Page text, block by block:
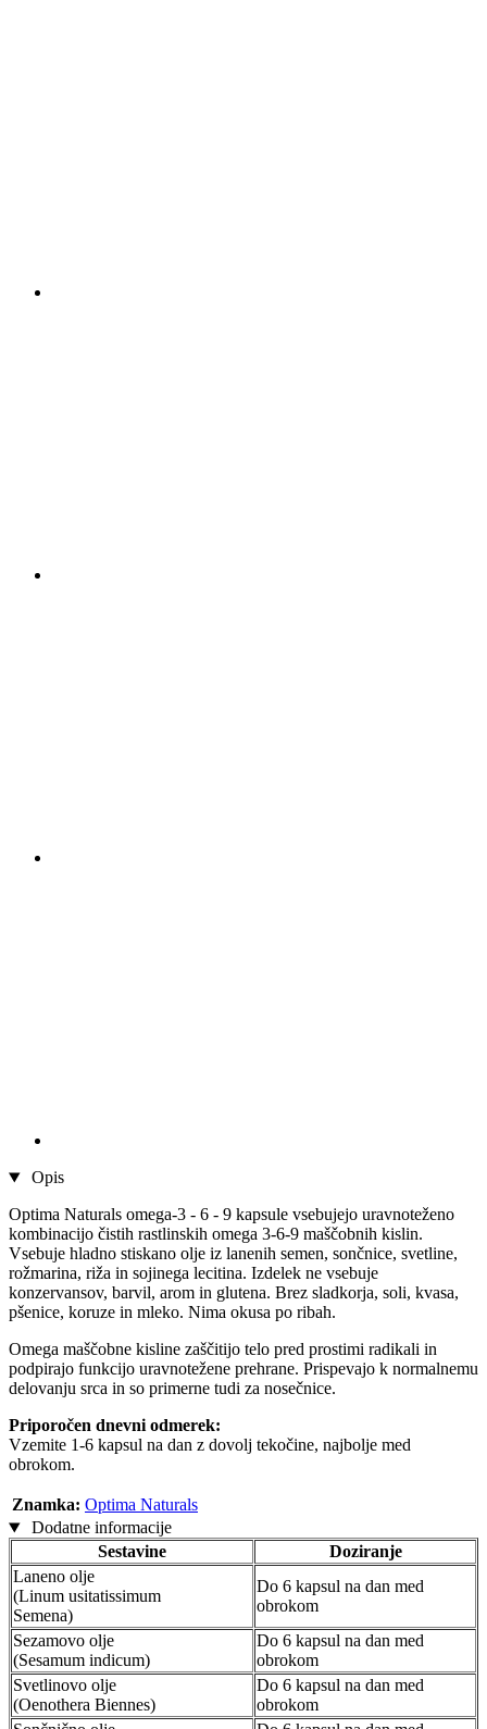
Opis
Optima Naturals omega-3 - 6 - 9 kapsule vsebujejo uravnoteženo
kombinacijo čistih rastlinskih omega 3-6-9 maščobnih kislin.
Vsebuje hladno stiskano olje iz lanenih semen, sončnice, svetline,
rožmarina, riža in sojinega lecitina. Izdelek ne vsebuje
konzervansov, barvil, arom in glutena. Brez sladkorja, soli, kvasa,
pšenice, koruze in mleko. Nima okusa po ribah.
Omega maščobne kisline zaščitijo telo pred prostimi radikali in
podpirajo funkcijo uravnotežene prehrane. Prispevajo k normalnemu
delovanju srca in so primerne tudi za nosečnice.
Priporočen dnevni odmerek:
Vzemite 1-6 kapsul na dan z dovolj tekočine, najbolje med
obrokom.
Znamka: Optima Naturals
Dodatne informacije
Sestavine
Doziranje
Laneno olje
(Linum usitatissimum
Semena)
Do 6 kapsul na dan med
obrokom
Sezamovo olje
(Sesamum indicum)
Do 6 kapsul na dan med
obrokom
Svetlinovo olje
(Oenothera Biennes)
Do 6 kapsul na dan med
obrokom